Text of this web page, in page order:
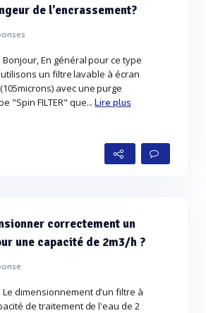
de l'encrassement?
En général pour ce type
un filtre lavable à écran
avec une purge
"Spin FILTER" que...Lire plus
correctement un
une capacité de 2m3/h ?
dimensionnement d'un filtre à
de traitement de l'eau de 2